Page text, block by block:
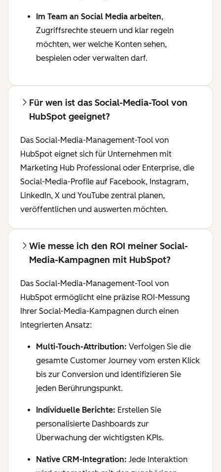
Im Team an Social Media arbeiten,
Zugriffsrechte steuern und klar regeln
möchten, wer welche Konten sehen,
bespielen oder verwalten darf.
Für wen ist das Social-Media-Tool von
HubSpot geeignet?
Das Social-Media-Management-Tool von
HubSpot eignet sich für Unternehmen mit
Marketing Hub Professional oder Enterprise, die
Social-Media-Profile auf Facebook, Instagram,
LinkedIn, X und YouTube zentral planen,
veröffentlichen und auswerten möchten.
Wie messe ich den ROI meiner Social-
Media-Kampagnen mit HubSpot?
Das Social-Media-Management-Tool von
HubSpot ermöglicht eine präzise ROI-Messung
Ihrer Social-Media-Kampagnen durch einen
integrierten Ansatz:
Multi-Touch-Attribution: Verfolgen Sie die
gesamte Customer Journey vom ersten Klick
bis zur Conversion und identifizieren Sie
jeden Berührungspunkt.
Individuelle Berichte: Erstellen Sie
personalisierte Dashboards zur
Überwachung der wichtigsten KPIs.
Native CRM-Integration: Jede Interaktion